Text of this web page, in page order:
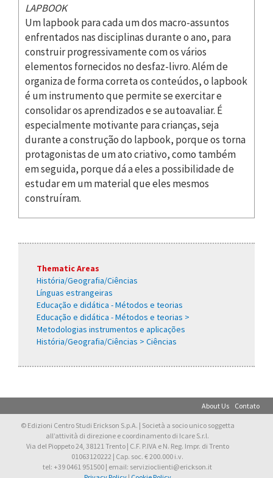
LAPBOOK
Um lapbook para cada um dos macro-assuntos
enfrentados nas disciplinas durante o ano, para
construir progressivamente com os vários
elementos fornecidos no desfaz-livro. Além de
organiza de forma correta os conteúdos, o lapbook
é um instrumento que permite se exercitar e
consolidar os aprendizados e se autoavaliar. É
especialmente motivante para crianças, seja
durante a construção do lapbook, porque os torna
protagonistas de um ato criativo, como também
em seguida, porque dá a eles a possibilidade de
estudar em um material que eles mesmos
construíram.
Thematic Areas
História/Geografia/Ciências
Línguas estrangeiras
Educação e didática - Métodos e teorias
Educação e didática - Métodos e teorias >
Metodologias instrumentos e aplicações
História/Geografia/Ciências > Ciências
About Us Contato
© Edizioni Centro Studi Erickson S.p.A. | Società a socio unico soggetta
all’attività di direzione e coordinamento di Icare S.r.l.
Via del Pioppeto 24, 38121 Trento | C.F. P.IVA e N. Reg. Impr. di Trento
01063120222 | Cap. soc. € 200.000 i.v.
tel: +39 0461 951500 | email: servizioclienti@erickson.it